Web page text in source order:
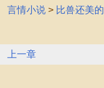
言情小说 > 比兽还美
上一章